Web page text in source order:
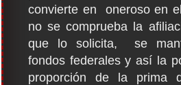
convierte en oneroso en
no se comprueba la
que lo solicita, se
fondos federales y así la
proporción de la prima